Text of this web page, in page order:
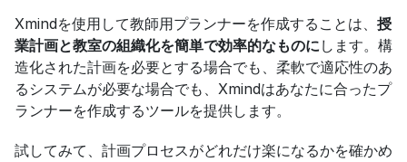
Xmindを使用して教師用プランナーを作成することは、 授
業計画と教室の組織化を簡単で効率的なものに します。構
造化された計画を必要とする場合でも、柔軟で適応性のあ
るシステムが必要な場合でも、Xmindはあなたに合ったプ
ランナーを作成するツールを提供します。
試してみて、計画プロセスがどれだけ楽になるかを確かめ